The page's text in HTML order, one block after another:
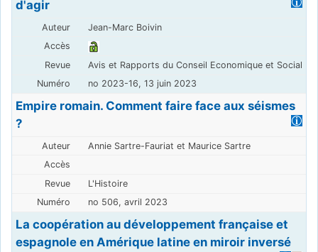
d'agir
Jean-Marc Boivin
Avis et Rapports du Conseil Economique et Social
no 2023-16, 13 juin 2023
Empire romain. Comment faire face aux séismes
?
Annie Sartre-Fauriat et Maurice Sartre
L'Histoire
no 506, avril 2023
La coopération au développement française et
espagnole en Amérique latine en miroir inversé